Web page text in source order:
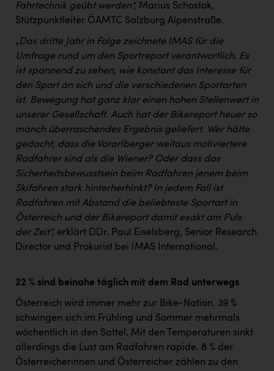
Fahrtechnik geübt werden“, Marius Schostok,
Stützpunktleiter ÖAMTC Salzburg Alpenstraße.
„Das dritte Jahr in Folge zeichnete IMAS für die
Umfrage rund um den Sportreport verantwortlich. Es
ist spannend zu sehen, wie konstant das Interesse für
den Sport an sich und die verschiedenen Sportarten
ist. Bewegung hat ganz klar einen hohen Stellenwert in
unserer Gesellschaft. Auch hat der Bikereport heuer so
manch überraschendes Ergebnis geliefert. Wer hätte
gedacht, dass die Vorarlberger weitaus motiviertere
Radfahrer sind als die Wiener? Oder dass das
Sicherheitsbewusstsein beim Radfahren jenem beim
Skifahren stark hinterherhinkt? In jedem Fall ist
Radfahren mit Abstand die beliebteste Sportart in
Österreich und der Bikereport damit exakt am Puls
der Zeit“, erklärt DDr. Paul Eiselsberg, Senior Research
Director und Prokurist bei IMAS International.
22 % sind beinahe täglich mit dem Rad unterwegs
Österreich wird immer mehr zur Bike-Nation. 39 %
schwingen sich im Frühling und Sommer mehrmals
wöchentlich in den Sattel. Mit den Temperaturen sinkt
allerdings die Lust am Radfahren rapide. 8 % der
Österreicherinnen und Österreicher zählen zu den